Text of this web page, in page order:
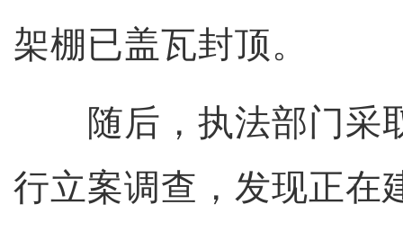
架棚已盖瓦封顶。
随后，执法部门采
行立案调查，发现正在